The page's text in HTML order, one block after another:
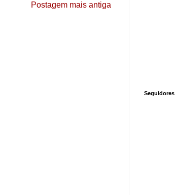
Postagem mais antiga
Seguidores